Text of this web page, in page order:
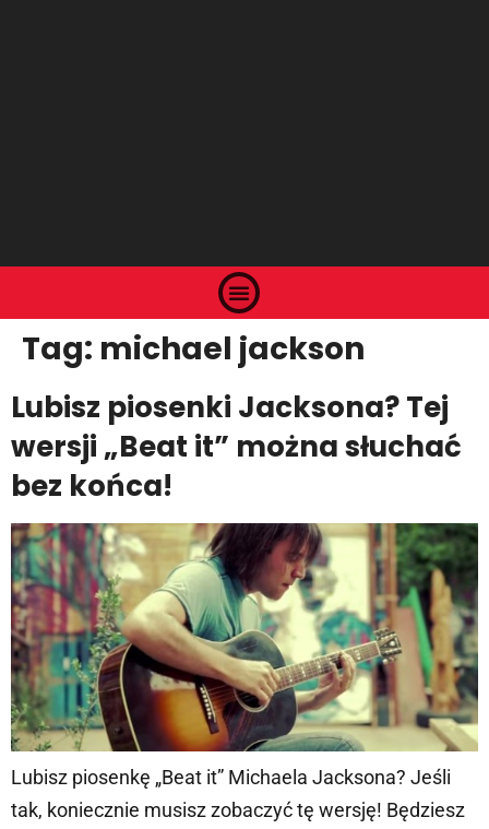
Tag: michael jackson
Lubisz piosenki Jacksona? Tej
wersji „Beat it” można słuchać
bez końca!
Lubisz piosenkę „Beat it” Michaela Jacksona? Jeśli
tak, koniecznie musisz zobaczyć tę wersję! Będziesz